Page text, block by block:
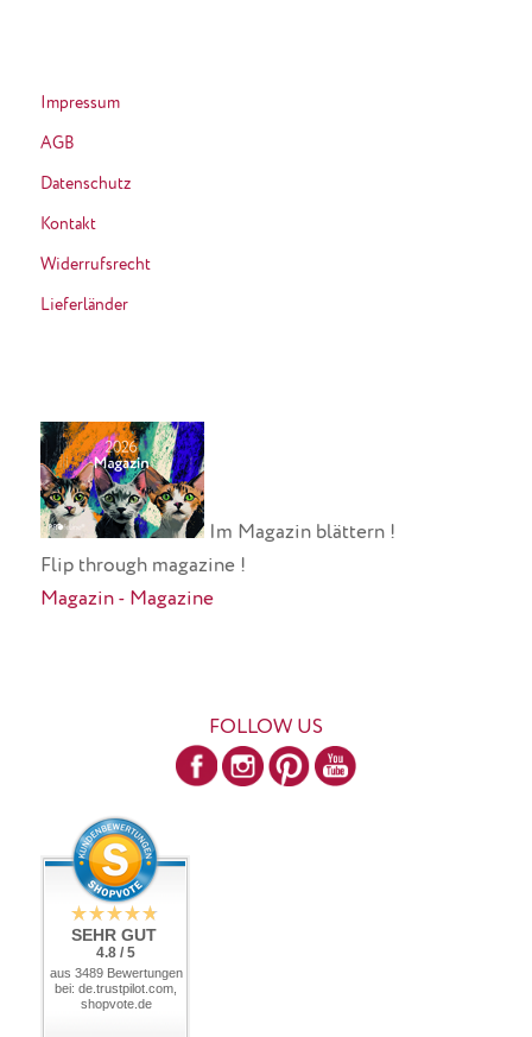
Impressum
AGB
Datenschutz
Kontakt
Widerrufsrecht
Lieferländer
Im Magazin blättern !
Flip through magazine !
Magazin - Magazine
FOLLOW US
SEHR GUT
4.8 / 5
aus 3489 Bewertungen
bei: de.trustpilot.com,
shopvote.de